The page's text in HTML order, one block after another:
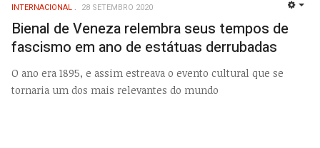
INTERNACIONAL 28 SETEMBRO 2020
Bienal de Veneza relembra seus tempos de
fascismo em ano de estátuas derrubadas
O ano era 1895, e assim estreava o evento cultural que se
tornaria um dos mais relevantes do mundo